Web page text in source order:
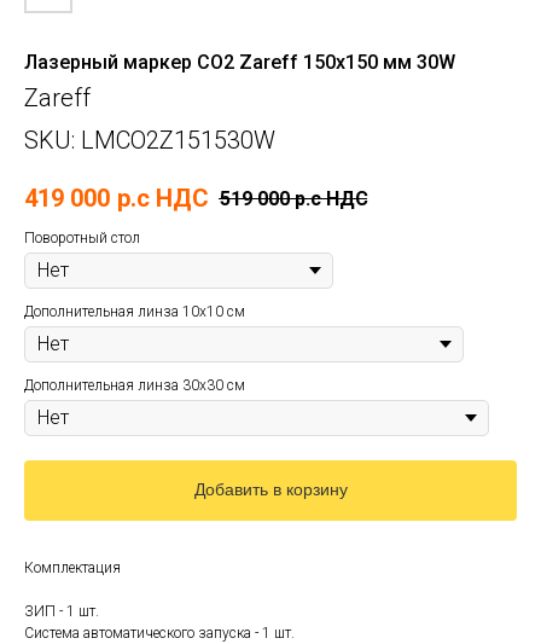
Лазерный маркер СО2 Zareff 150x150 мм 30W
Zareff
SKU: LMCO2Z151530W
419 000 р.c НДС 519 000 р.c НДС
Поворотный стол
Дополнительная линза 10х10 см
Дополнительная линза 30х30 см
Добавить в корзину
Комплектация
ЗИП - 1 шт.
Система автоматического запуска - 1 шт.